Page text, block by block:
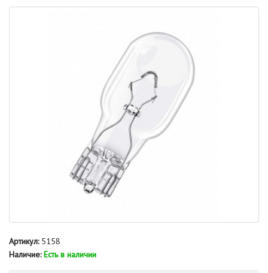
Артикул:5158
Наличие: Есть в наличии